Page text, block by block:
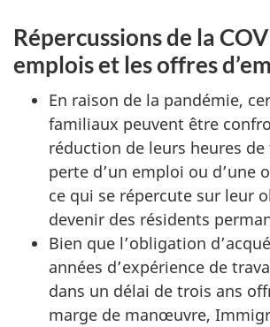
Répercussions de la
emplois et les offres
En raison de la pandémie,
familiaux peuvent être
réduction de leurs heures
perte d’un emploi ou d’une
ce qui se répercute sur leur
devenir des résidents
Bien que l’obligation
années d’expérience de
dans un délai de trois ans
marge de manœuvre,